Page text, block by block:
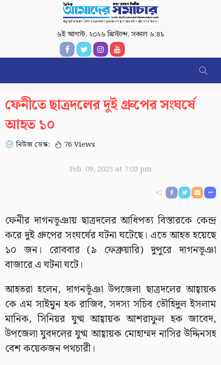
৬ই আগস্ট, ২০২৬ খ্রিস্টাব্দ,সকাল ৬:৪১
ফেনীতে ছাত্রদলের দুই গ্রুপের সংঘর্ষে
আহত ১০
নিউজ ডেস্ক: 76 Views
Feb. 09, 2025 at 7:03 pm
ফেনীর দাগনভূঞায় ছাত্রদলের আধিপত্য বিস্তারকে কেন্দ্র
করে দুই গ্রুপের সংঘর্ষের ঘটনা ঘটেছে। এতে আহত হয়েছে
১০ জন। রোববার (৯ ফেব্রুয়ারি) দুপুরে দাগনভূঞা
বাজারে এ ঘটনা ঘটে।
আহতরা হলেন, দাগনভূঁঞা উপজেলা ছাত্রদলের আহ্বায়ক
কে এম সাইমুন হক রাজিব, সদস্য সচিব তৌহিদুল ইসলাম
মানিক, সিনিয়র যুগ্ম আহ্বায়ক আশরাফুল হক জাবেদ,
উপজেলা যুবদলের যুগ্ম আহ্বায়ক মোহাম্মদ নাসির উদ্দিনসহ
বেশ কয়েকজন পথচারী।